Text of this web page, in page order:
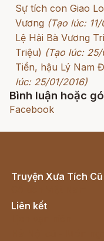
Sự tích con Giao
Vương (Tạo lúc:
Lệ Hải Bà Vương
Triệu) (Tạo lúc: 25/
Tiền, hậu Lý Nam
lúc: 25/01/2016)
Bình luận hoặc
Facebook
Truyện Xưa Tích Cũ
Liên kết